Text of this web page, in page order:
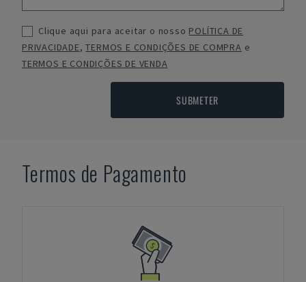
Clique aqui para aceitar o nosso POLÍTICA DE
PRIVACIDADE,TERMOS E CONDIÇÕES DE COMPRA e
TERMOS E CONDIÇÕES DE VENDA
SUBMETER
Termos de Pagamento